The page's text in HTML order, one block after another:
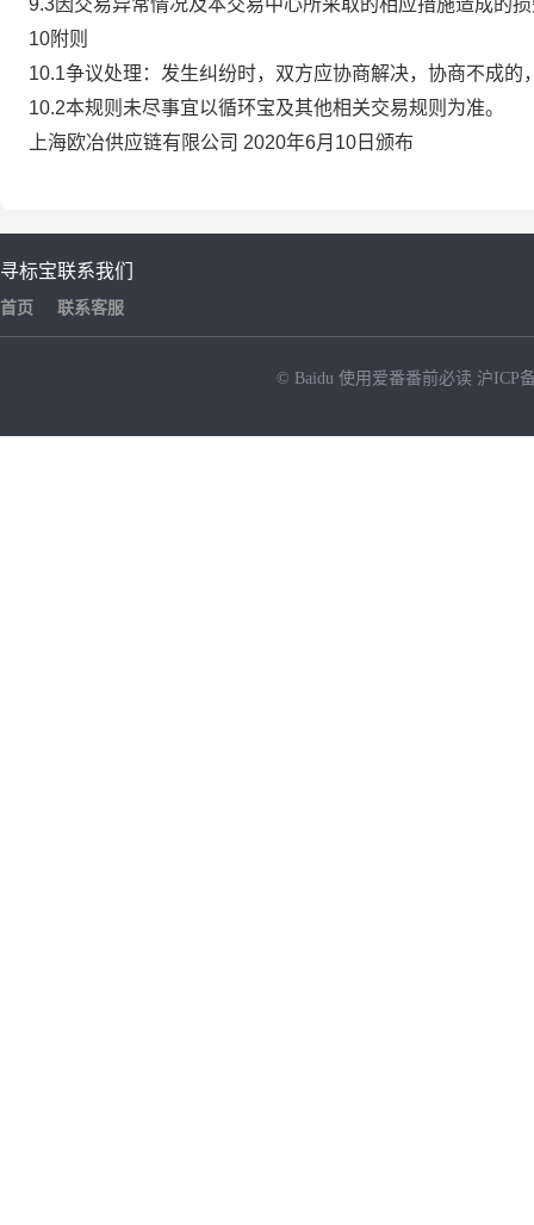
9.3因交易异常情况及本交易中心所采取的相应措施造成的
10附则
10.1争议处理：发生纠纷时，双方应协商解决，协商不成
10.2本规则未尽事宜以循环宝及其他相关交易规则为准。
上海欧冶供应链有限公司 2020年6月10日颁布
寻标宝
首页
联系我们
联系客服
© Baidu 使用爱番番前必读 沪ICP